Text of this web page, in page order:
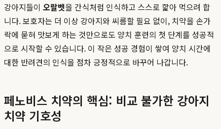
강아지들이 오랄벳을 간식처럼 인식하고 스스로 핥아 먹으려 합
니다. 보호자는 더 이상 강아지와 씨름할 필요 없이, 치약을 손가
락에 묻혀 맛보게 하는 것만으로도 양치 훈련의 첫 단계를 성공적
으로 시작할 수 있습니다. 이 작은 성공 경험이 쌓여 양치 시간에
대한 반려견의 인식을 점차 긍정적으로 바꾸어 나갑니다.
페노비스 치약의 핵심: 비교 불가한 강아지
치약 기호성